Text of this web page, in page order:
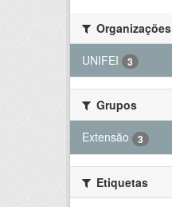
Organizações
UNIFEI
3
Grupos
Extensão
3
Etiquetas